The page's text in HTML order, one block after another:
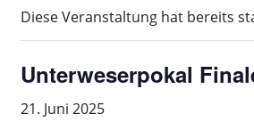
Diese Veranstaltung hat bereits
Unterweserpokal
21. Juni 2025